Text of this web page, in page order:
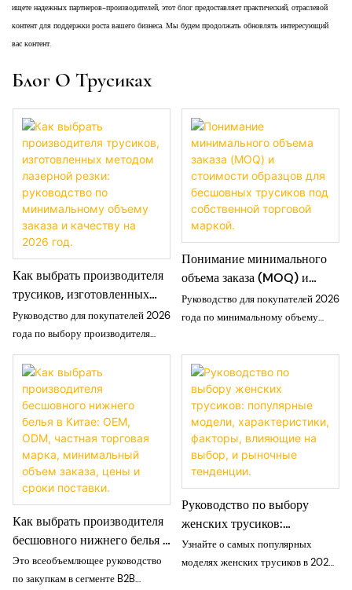
ищете надежных партнеров-производителей, этот блог предоставляет практический, отраслевой
контент для поддержки роста вашего бизнеса. Мы будем продолжать обновлять интересующий
вас контент.
Блог О Трусиках
Как выбрать производителя
трусиков, изготовленных
методом лазерной резки:
руководство по
минимальному объему
заказа и качеству на 2026
год.
Руководство для покупателей 2026
года по выбору производителя
трусиков, изготовленных методом
лазерной резки под собственной
торговой маркой: технология,
минимальный объем заказа и
контроль качества.
Понимание минимального
объема заказа (MOQ) и
стоимости образцов для
бесшовных трусиков под
маркой.
Руководство для покупателей 2026
года по минимальному объему
для бесшовных трусиков под
собственной торговой маркой: что
означает MOQ на вертикально
интегрированном производстве,
что включает в себя плата за
образцы и как планировать
денежные средства и график
поставок.
Как выбрать производителя
бесшовного нижнего белья в
Китае: OEM, ODM, частная
торговая марка,
Это всеобъемлющее руководство
по закупкам в сегменте B2B
Руководство по выбору
женских трусиков:
популярные модели,
характеристики, факторы,
Узнайте о самых популярных
моделях женских трусиков в 2026